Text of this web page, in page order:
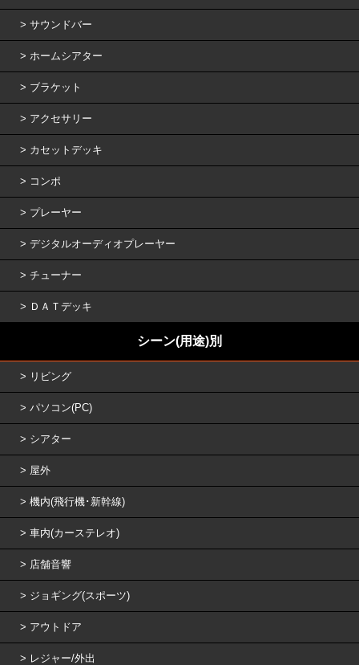
サウンドバー
ホームシアター
ブラケット
アクセサリー
カセットデッキ
コンポ
プレーヤー
デジタルオーディオプレーヤー
チューナー
ＤＡＴデッキ
シーン(用途)別
リビング
パソコン(PC)
シアター
屋外
機内(飛行機･新幹線)
車内(カーステレオ)
店舗音響
ジョギング(スポーツ)
アウトドア
レジャー/外出